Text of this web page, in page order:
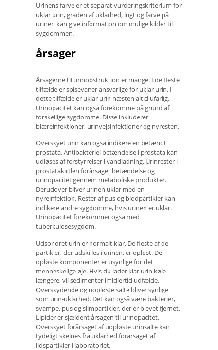
Urinens farve er et separat vurderingskriterium for
uklar urin, graden af ​​uklarhed, lugt og farve på
urinen kan give information om mulige kilder til
sygdommen.
årsager
Årsagerne til urinobstruktion er mange. I de fleste
tilfælde er spisevaner ansvarlige for uklar urin. I
dette tilfælde er uklar urin næsten altid ufarlig.
Urinopacitet kan også forekomme på grund af
forskellige sygdomme. Disse inkluderer
blæreinfektioner, urinvejsinfektioner og nyresten.
Overskyet urin kan også indikere en betændt
prostata. Antibakteriel betændelse i prostata kan
udløses af forstyrrelser i vandladning. Urinrester i
prostatakirtlen forårsager betændelse og
urinopacitet gennem metaboliske produkter.
Derudover bliver urinen uklar med en
nyreinfektion. Rester af pus og blodpartikler kan
indikere andre sygdomme, hvis urinen er uklar.
Urinopacitet forekommer også med
tuberkulosesygdom.
Udsondret urin er normalt klar. De fleste af de
partikler, der udskilles i urinen, er opløst. De
opløste komponenter er usynlige for det
menneskelige øje. Hvis du lader klar urin køle
længere, vil sedimenter imidlertid udfælde.
Overskydende og uopløste salte bliver synlige
som urin-uklarhed. Det kan også være bakterier,
svampe, pus og slimpartikler, der er blevet fjernet.
Lipider er sjældent årsagen til urinopacitet.
Overskyet forårsaget af uopløste urinsalte kan
tydeligt skelnes fra uklarhed forårsaget af
ildspartikler i laboratoriet.